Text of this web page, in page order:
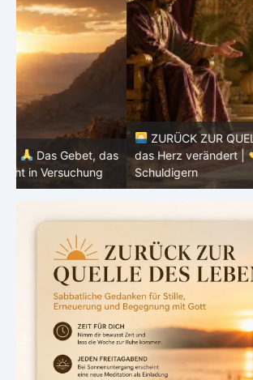
ZURÜCK ZUR QUELLE DES LEBENS |
das Herz verändert |
7.Wie auch wir
Schuldigern